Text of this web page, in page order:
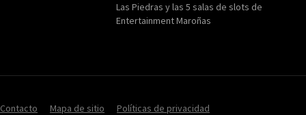
Las Piedras y las 5 salas de slots de
Entertainment Maroñas
Contacto Mapa de sitio Políticas de privacidad